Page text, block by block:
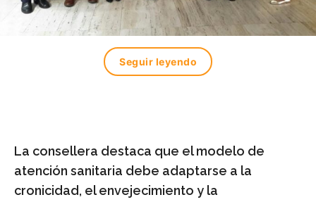
Seguir leyendo
La consellera destaca que el modelo de
atención sanitaria debe adaptarse a la
cronicidad, el envejecimiento y la